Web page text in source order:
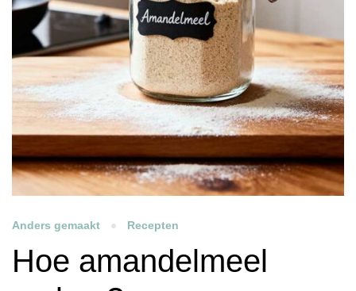
Anders gemaakt Recepten
Hoe amandelmeel